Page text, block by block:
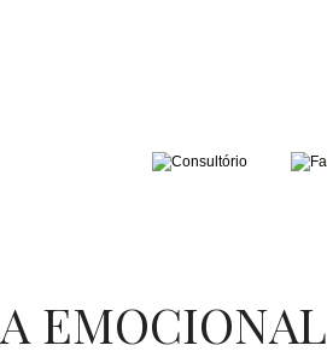
EMOCIONAL